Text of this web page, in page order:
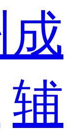
辅